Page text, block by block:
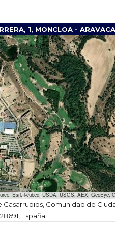
1, MONCLOA -
Esri, i-cubed, USDA, USGS, AEX, GeoEye,
Comunidad de
España